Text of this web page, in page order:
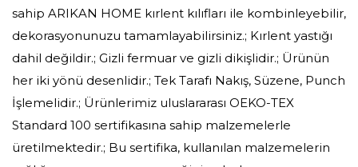
sahip ARIKAN HOME kırlent kılıfları ile kombinleyebilir,
dekorasyonunuzu tamamlayabilirsiniz.; Kırlent yastığı
dahil değildir.; Gizli fermuar ve gizli dikişlidir.; Ürünün
her iki yönü desenlidir.; Tek Tarafı Nakış, Süzene, Punch
İşlemelidir.; Ürünlerimiz uluslararası OEKO-TEX
Standard 100 sertifikasına sahip malzemelerle
üretilmektedir.; Bu sertifika, kullanılan malzemelerin